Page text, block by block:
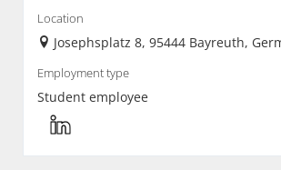
Location
Josephsplatz 8, 95444 Bayreuth,
Employment type
Student employee